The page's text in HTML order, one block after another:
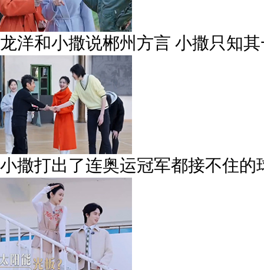
龙洋和小撒说郴州方言 小撒只知
小撒打出了连奥运冠军都接不住的